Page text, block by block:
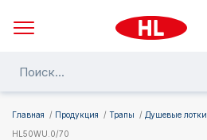
Главная Продукция Трапы Душевые лотки
HL50WU.0/70